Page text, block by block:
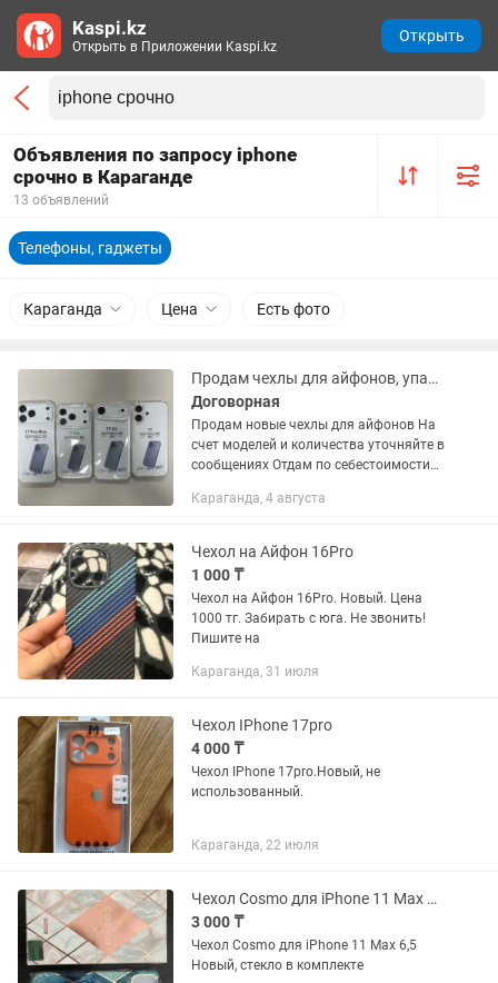
Объявления по запросу iphone
срочно в Караганде
13 объявлений
Телефоны, гаджеты
Караганда Цена Есть фото
Продам чехлы для айфонов, упаковками, на разные модели
Договорная
Продам новые чехлы для айфонов На
счет моделей и количества уточняйте в
сообщениях Отдам по себестоимости
с майкудука, так и с города, на юго-
Караганда, 4 августа
Чехол на Айфон 16Pro
1 000 ₸
Чехол на Айфон 16Pro. Новый. Цена
1000 тг. Забирать с юга. Не звонить!
Пишите на
Караганда, 31 июля
Чехол IPhone 17pro
4 000 ₸
Чехол IPhone 17pro.Новый, не
использованный.
Караганда, 22 июля
Чехол Cosmo для iPhone 11 Max 6,5
3 000 ₸
Чехол Cosmo для iPhone 11 Max 6,5
Новый, стекло в комплекте
Kaspi.kz
Открыть в Приложении Kaspi.kz
Открыть